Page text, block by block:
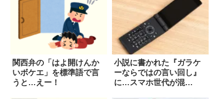
関西弁の「はよ開けんか
いボケエ」を標準語で言
うと…えー！
小説に書かれた『ガラケ
ーならではの言い回し』
に…スマホ世代が混